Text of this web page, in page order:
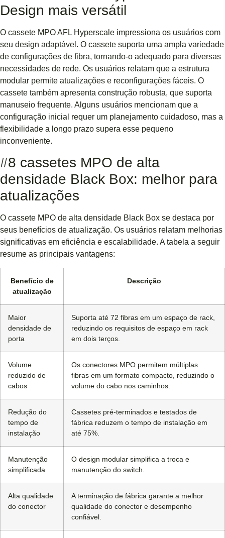
Design mais versátil
O cassete MPO AFL Hyperscale impressiona os usuários com
seu design adaptável. O cassete suporta uma ampla variedade
de configurações de fibra, tornando-o adequado para diversas
necessidades de rede. Os usuários relatam que a estrutura
modular permite atualizações e reconfigurações fáceis. O
cassete também apresenta construção robusta, que suporta
manuseio frequente. Alguns usuários mencionam que a
configuração inicial requer um planejamento cuidadoso, mas a
flexibilidade a longo prazo supera esse pequeno
inconveniente.
#8 cassetes MPO de alta
densidade Black Box: melhor para
atualizações
O cassete MPO de alta densidade Black Box se destaca por
seus benefícios de atualização. Os usuários relatam melhorias
significativas em eficiência e escalabilidade. A tabela a seguir
resume as principais vantagens:
Benefício de
atualização
Descrição
Maior
densidade de
porta
Suporta até 72 fibras em um espaço de rack,
reduzindo os requisitos de espaço em rack
em dois terços.
Volume
reduzido de
cabos
Os conectores MPO permitem múltiplas
fibras em um formato compacto, reduzindo o
volume do cabo nos caminhos.
Redução do
tempo de
instalação
Cassetes pré-terminados e testados de
fábrica reduzem o tempo de instalação em
até 75%.
Manutenção
simplificada
O design modular simplifica a troca e
manutenção do switch.
Alta qualidade
do conector
A terminação de fábrica garante a melhor
qualidade do conector e desempenho
confiável.